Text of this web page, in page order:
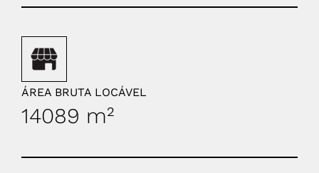
ÁREA BRUTA LOCÁVEL
14089 m²